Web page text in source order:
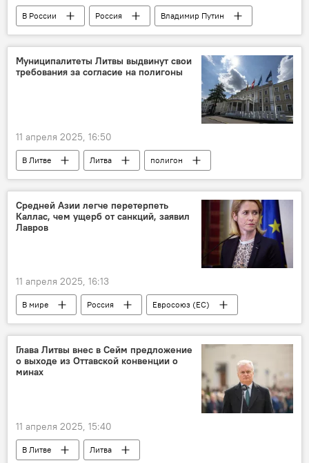
В России Россия
Владимир Путин
ВМФ России
флот
ВС РФ
военные корабли
безопасность
Муниципалитеты Литвы выдвинут свои
требования за согласие на полигоны
11 апреля 2025, 16:50
В Литве Литва
полигон
Минобороны Литвы
Средней Азии легче перетерпеть
Каллас, чем ущерб от санкций, заявил
Лавров
11 апреля 2025, 16:13
В мире Россия
Евросоюз (ЕС)
Кая Каллас
Сергей Лавров
Политика
Общество
Средняя Азия
санкции
Санкции против России на фоне ситуации на Украине
Глава Литвы внес в Сейм предложение
о выходе из Оттавской конвенции о
минах
11 апреля 2025, 15:40
В Литве Литва